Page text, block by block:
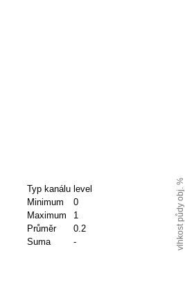
Typ kanálu level
Minimum
0
Maximum
1
Průměr
0.2
Suma
- vlhkost půdy obj. %